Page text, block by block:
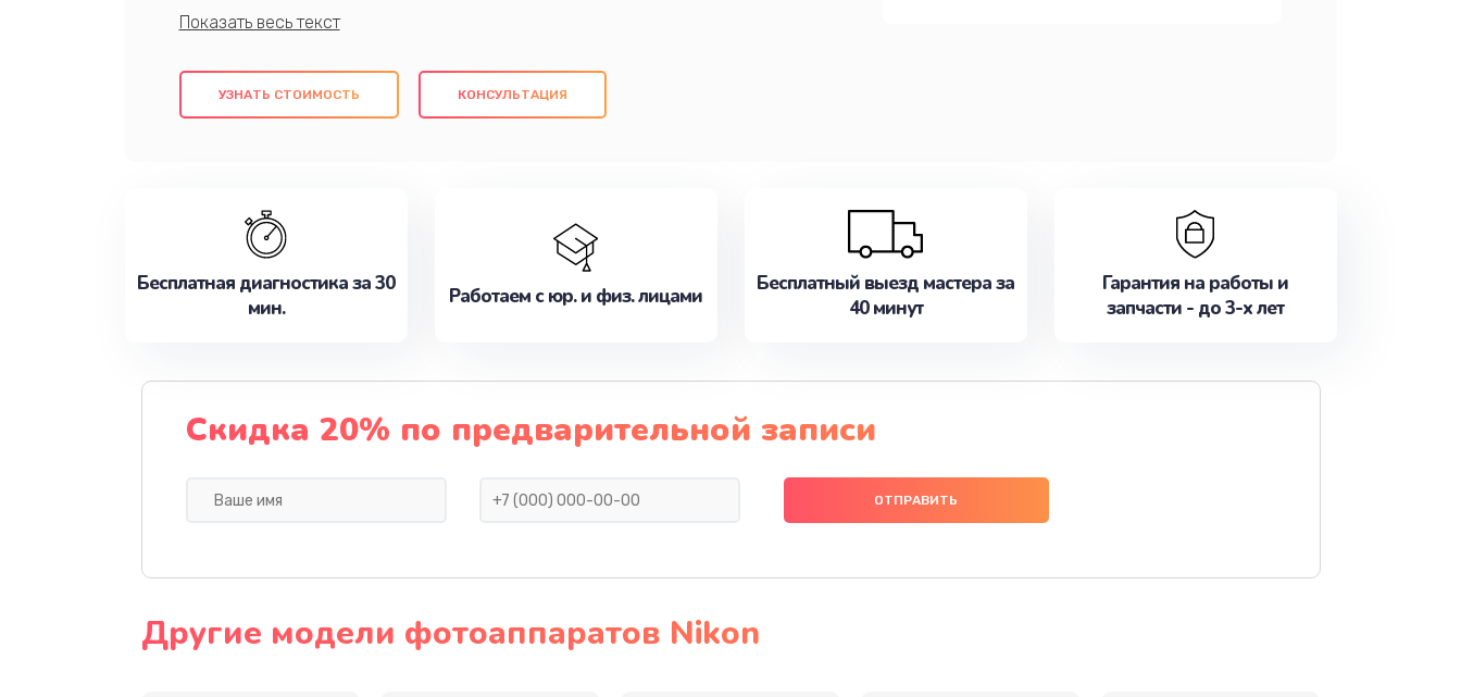
качественный ремонт с использованием оригинальных компонентов, а также
клиентам надежное и профессиональное обслуживание, удовлетворяя их
потребности наилучшим образом. Не медлите записаться на ремонт уже
УЗНАТЬ СТОИМОСТЬ КОНСУЛЬТАЦИЯ
Бесплатная диагностика за 30
мин.
Работаем с юр. и физ. лицами
Бесплатный выезд мастера за
40 минут
Гарантия на работы и
запчасти - до 3-х лет
Скидка 20% по предварительной записи
Другие модели фотоаппаратов Nikon